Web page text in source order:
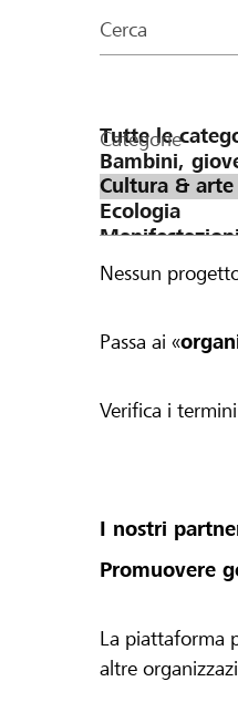
della
Cerca
Categorie
Nessun
Passa ai «
Verifica i
I nostri
Promuovere
La piattaforma
altre